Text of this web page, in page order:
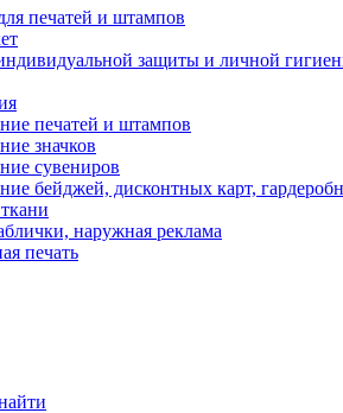
печатей и штампов
защиты и личной
печатей и штампов
значков
сувениров
бейджей, дисконтных карт,
наружная реклама
печать